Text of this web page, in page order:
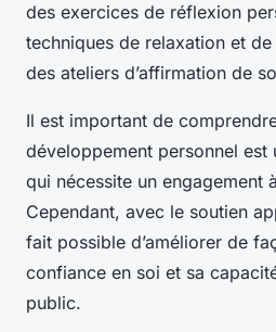
des exercices de réflexion
techniques de relaxation et
des ateliers d’affirmation de
Il est important de
développement personnel est
qui nécessite un engagement
Cependant, avec le soutien
fait possible d’améliorer de
confiance en soi et sa
public.